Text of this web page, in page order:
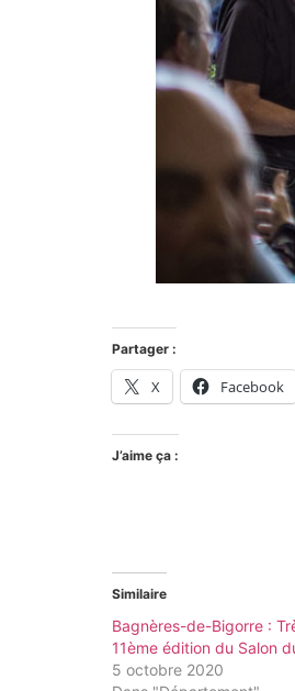
Partager :
X Facebook
J’aime ça :
Similaire
Bagnères-de-Bigorre :
11ème édition du Salon
5 octobre 2020